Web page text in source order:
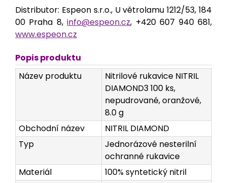
Distributor: Espeon s.r.o., U větrolamu 1212/53, 184
00 Praha 8,info@espeon.cz, +420 607 940 681,
www.espeon.cz
Popis produktu
Název produktu
Nitrilové rukavice NITRIL
DIAMOND3 100 ks,
nepudrované, oranžové,
8.0 g
Obchodní název
NITRIL DIAMOND
Typ
Jednorázové nesterilní
ochranné rukavice
Materiál
100% syntetický nitril